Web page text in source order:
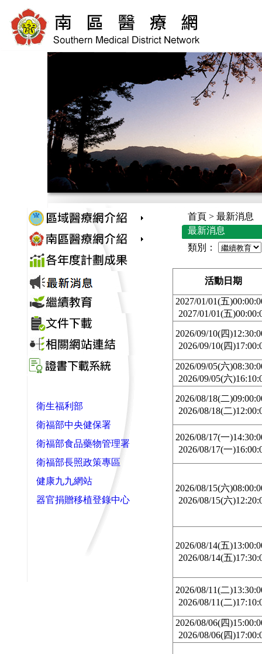
衛生福利部
衛福部中央健保署
衛福部食品藥物管理署
衛福部長照政策專區
健康九九網站
器官捐贈移植登錄中心
首頁 > 最新消息
最新消息
類別：
活動日期
2027/01/01(五
2027/01/01(五
2026/09/10(四
2026/09/10(四
2026/09/05(六
2026/09/05(六
2026/08/18(二
2026/08/18(二
2026/08/17(一
2026/08/17(一
2026/08/15(六
2026/08/15(六
2026/08/14(五
2026/08/14(五
2026/08/11(二
2026/08/11(二
2026/08/06(四
2026/08/06(四